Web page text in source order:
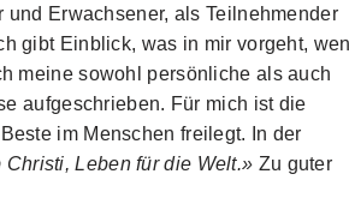
Erwachsener, als Teilnehmender
gibt Einblick, was in mir vorgeht,
meine sowohl persönliche als auch
aufgeschrieben. Für mich ist die
im Menschen freilegt. In der
Leben für die Welt.» Zu guter